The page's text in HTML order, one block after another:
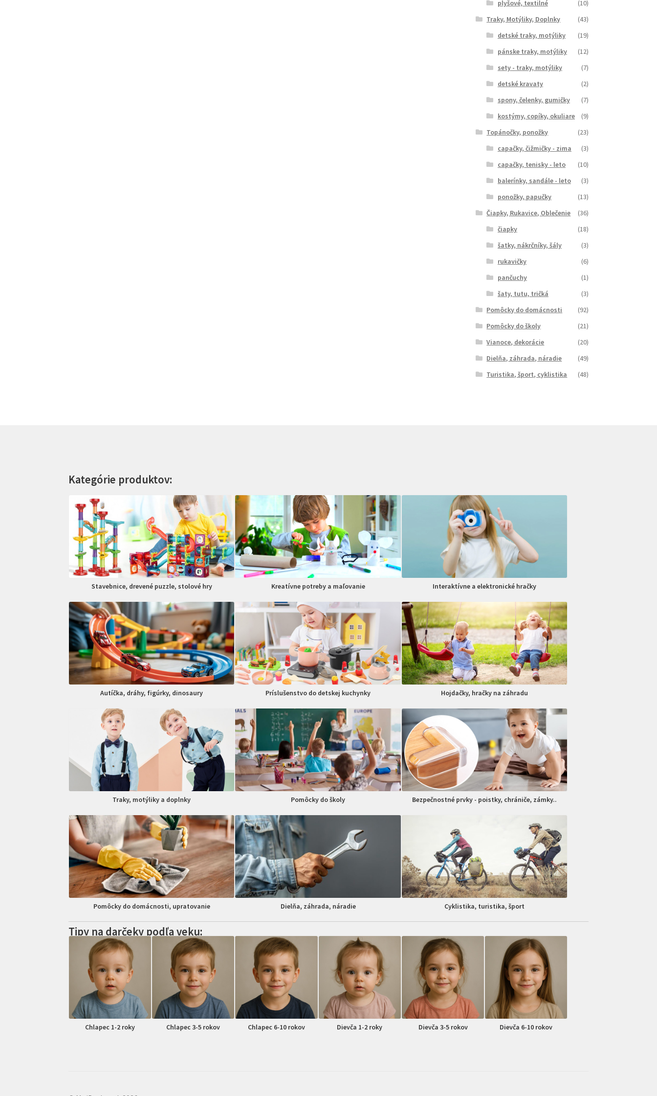
plyšové, textilné
(10)
Traky, Motýliky, Doplnky
(43)
detské traky, motýliky
(19)
pánske traky, motýliky
(12)
sety - traky, motýliky
(7)
detské kravaty
(2)
spony, čelenky, gumičky
(7)
kostýmy, copíky, okuliare
(9)
Topánočky, ponožky
(23)
capačky, čižmičky - zima
(3)
capačky, tenisky - leto
(10)
balerínky, sandále - leto
(3)
ponožky, papučky
(13)
Čiapky, Rukavice, Oblečenie
(36)
čiapky
(18)
šatky, nákrčníky, šály
(3)
rukavičky
(6)
pančuchy
(1)
šaty, tutu, tričká
(3)
Pomôcky do domácnosti
(92)
Pomôcky do školy
(21)
Vianoce, dekorácie
(20)
Dielňa, záhrada, náradie
(49)
Turistika, šport, cyklistika
(48)
Kategórie produktov:
Stavebnice, drevené puzzle, stolové hry Kreatívne potreby a maľovanie Interaktívne a elektronické hračky
Autíčka, dráhy, figúrky, dinosaury Príslušenstvo do detskej kuchynky Hojdačky, hračky na záhradu
Traky, motýliky a doplnky Pomôcky do školy Bezpečnostné prvky - poistky, chrániče, zámky..
Pomôcky do domácnosti, upratovanie Dielňa, záhrada, náradie Cyklistika, turistika, šport
Tipy na darčeky podľa veku:
Chlapec 1-2 roky Chlapec 3-5 rokov Chlapec 6-10 rokov Dievča 1-2 roky Dievča 3-5 rokov Dievča 6-10 rokov